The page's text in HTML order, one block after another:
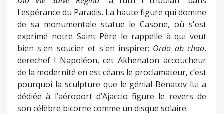
l'espérance du Paradis. La haute figure qui domine
de sa monumentale statue le Casone, où s'est
exprimé notre Saint Père le rappelle à qui veut
bien s'en soucier et s'en inspirer: Ordo ab chao,
derechef ! Napoléon, cet Akhenaton accoucheur
de la modernité en est céans le proclamateur, c’est
pourquoi la sculpture que le génial Benatov lui a
dédiée à l’aéroport d’Ajaccio figure le revers de
son célèbre bicorne comme un disque solaire.